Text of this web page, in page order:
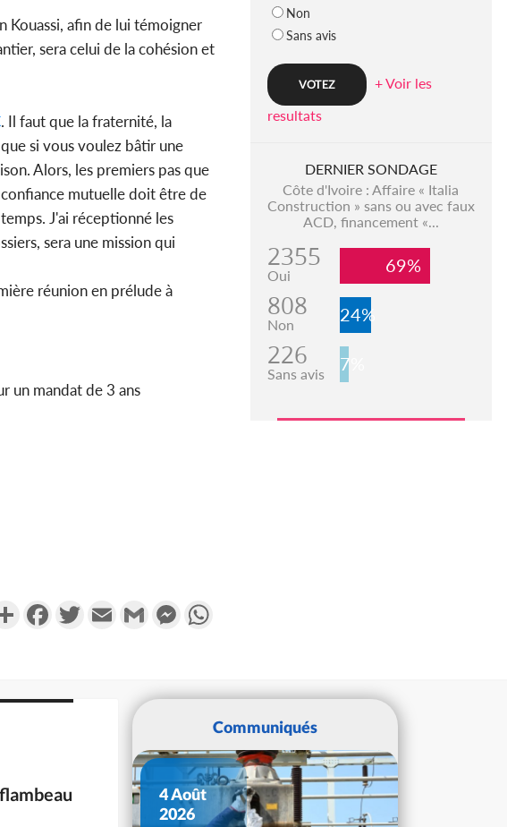
Kouassi, afin de lui témoigner
sera celui de la cohésion et
. Il faut que la fraternité, la
si vous voulez bâtir une
Alors, les premiers pas que
mutuelle doit être de
J'ai réceptionné les
sera une mission qui
réunion en prélude à
un mandat de 3 ans
PartagerFacebookTwitterEmail Gmail Messenger
Non
Sans avis
+ Voir les
resultats
DERNIER SONDAGE
Côte d'Ivoire : Affaire « Italia
Construction » sans ou avec faux
ACD, financement «...
2355
Oui 69%
808
Non 24%
226
Sans avis 7%
Communiqués
4 Août
2026